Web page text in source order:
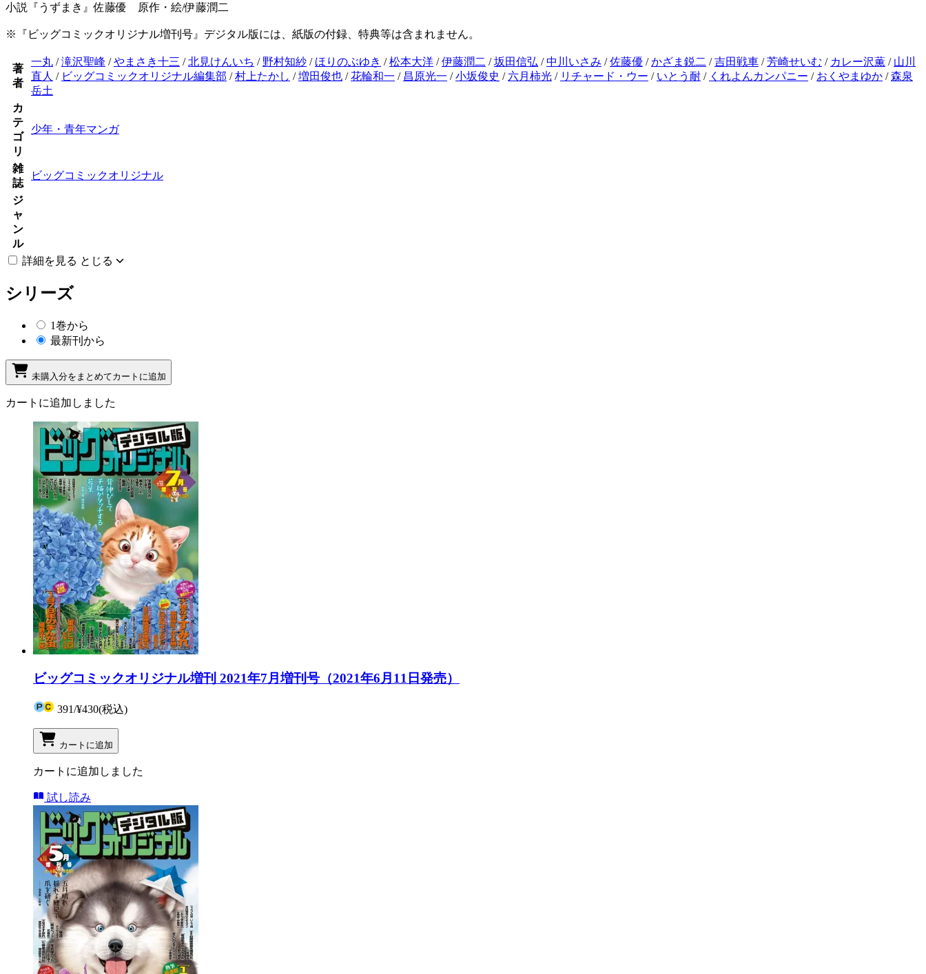
小説『うずまき』佐藤優 原作・絵/伊藤潤二
※『ビッグコミックオリジナル増刊号』デジタル版には、紙版の付録、特典等は含まれません。
著
者
一丸 /滝沢聖峰 /やまさき十三 /北見けんいち / 野村知紗 / ほりのぶゆき /松本大洋 /伊藤潤二 /坂田信弘 /中川いさみ /佐藤優 /かざま鋭二 /吉田戦車 /芳崎せいむ / カレー沢薫 / 山川
直人 / ビッグコミックオリジナル編集部 /村上たかし /増田俊也 /花輪和一 / 昌原光一 /小坂俊史 / 六月柿光 / リチャード・ウー / いとう耐 / くれよんカンパニー / おくやまゆか /森泉
岳土
カ
テ
ゴ
リ
少年・青年マンガ
雑
誌
ビッグコミックオリジナル
ジ
ャ
ン
ル
詳細を見る とじる
シリーズ
1巻から
最新刊から
未購入分をまとめてカートに追加
カートに追加しました
ビッグコミックオリジナル増刊 2021年7月増刊号（2021年6月11日発売）
391/¥430(税込)
カートに追加
カートに追加しました
試し読み